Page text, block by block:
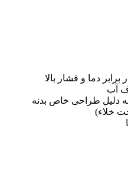
دما و فشار بالا
آب
دلیل طراحی خاص بدنه
خلاء)